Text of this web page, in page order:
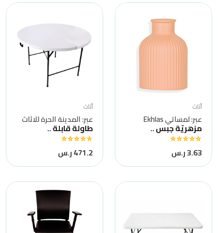
أثاث
عبر: لمساتي Ekhlas
مزهريّة جبس ..
3.63 ر.س
أثاث
عبر: المدينة الحرة للاثاث
طاولة قابلة ..
471.2 ر.س